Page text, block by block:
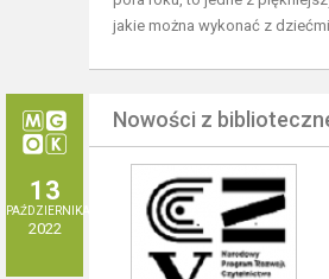
jakie można wykonać z
13
PAŹDZIERNIKA
2022
Nowości z